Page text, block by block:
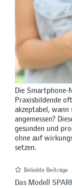
Die Smartphone-
Praxisbildende
akzeptabel,
angemessen?
gesunden und
ohne auf
setzen.
Beliebte Beiträge
Das Modell